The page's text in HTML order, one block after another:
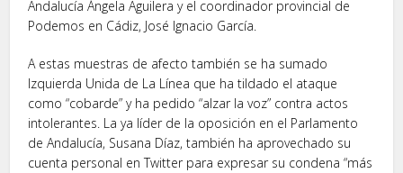
Andalucía Ángela Aguilera y el coordinador provincial de
Podemos en Cádiz, José Ignacio García.
A estas muestras de afecto también se ha sumado
Izquierda Unida de La Línea que ha tildado el ataque
como “cobarde” y ha pedido “alzar la voz” contra actos
intolerantes. La ya líder de la oposición en el Parlamento
de Andalucía, Susana Díaz, también ha aprovechado su
cuenta personal en Twitter para expresar su condena “más